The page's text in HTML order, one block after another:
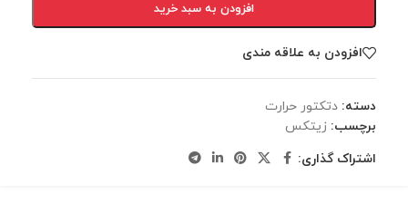
افزودن به سبد خرید
افزودن به علاقه مندی
دسته: دتكتور حرارت
برچسب: زیتکس
اشتراک گذاری: